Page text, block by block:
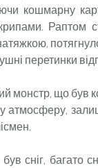
кошмарну
Раптом
перетинки
монстр, що був
атмосферу,
був сніг, багато